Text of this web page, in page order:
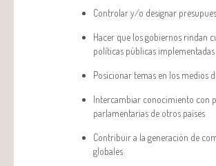
Controlar y/o designar
Hacer que los gobiernos rindan
políticas públicas implementadas
Posicionar temas en los medios
Intercambiar conocimiento con
parlamentarias de otros países
Contribuir a la generación de
globales